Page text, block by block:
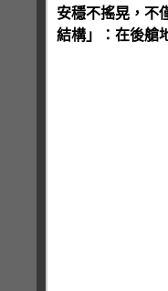
安穩不搖晃，不
結構」：在後艙